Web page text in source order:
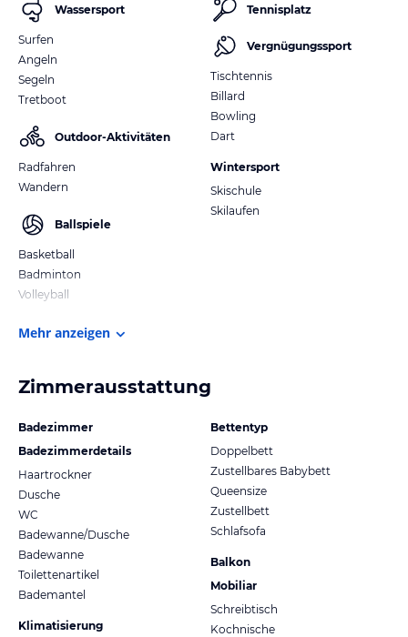
Wassersport
Surfen
Angeln
Segeln
Tretboot
Outdoor-Aktivitäten
Radfahren
Wandern
Ballspiele
Basketball
Badminton
Volleyball
Tennisplatz
Vergnügungssport
Tischtennis
Billard
Bowling
Dart
Wintersport
Skischule
Skilaufen
Mehr anzeigen
Zimmerausstattung
Badezimmer
Badezimmerdetails
Haartrockner
Dusche
WC
Badewanne/Dusche
Badewanne
Toilettenartikel
Bademantel
Klimatisierung
Bettentyp
Doppelbett
Zustellbares Babybett
Queensize
Zustellbett
Schlafsofa
Balkon
Mobiliar
Schreibtisch
Kochnische